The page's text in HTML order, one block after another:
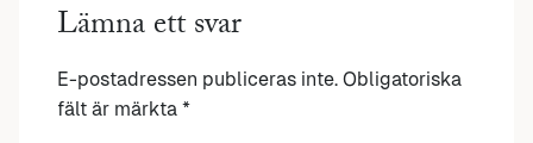
Lämna ett svar
E-postadressen publiceras inte. Obligatoriska
fält är märkta *